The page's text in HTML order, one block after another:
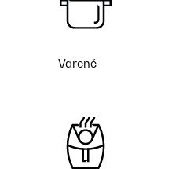
Varené